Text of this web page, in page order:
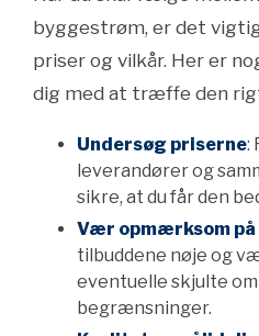
byggestrøm, er det
priser og vilkår. Her er
dig med at træffe den
Undersøg priserne:
leverandører og
sikre, at du får den
Vær opmærksom
tilbuddene nøje og
eventuelle skjulte
begrænsninger.